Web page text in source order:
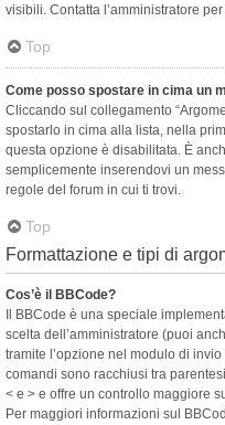
visibili. Contatta l’amministratore
Top
Come posso spostare in cima un
Cliccando sul collegamento
spostarlo in cima alla lista, nella
questa opzione è disabilitata. È
semplicemente inserendovi un
regole del forum in cui ti trovi.
Top
Formattazione e tipi di
Cos’è il BBCode?
Il BBCode è una speciale
scelta dell’amministratore (puoi
tramite l’opzione nel modulo di
comandi sono racchiusi tra
< e > e offre un controllo maggiore
Per maggiori informazioni sul